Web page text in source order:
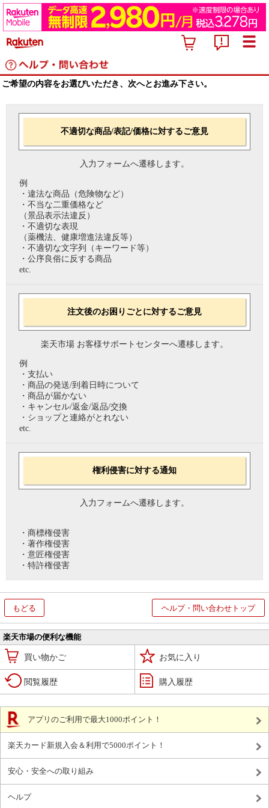
ご希望の内容をお選びいただき、次へとお進み下さい。
不適切な商品/表記/価格に対するご意見
入力フォームへ遷移します。
例
・違法な商品（危険物など）
・不当な二重価格など
（景品表示法違反）
・不適切な表現
（薬機法、健康増進法違反等）
・不適切な文字列（キーワード等）
・公序良俗に反する商品
etc.
注文後のお困りごとに対するご意見
楽天市場 お客様サポートセンターへ遷移します。
例
・支払い
・商品の発送/到着日時について
・商品が届かない
・キャンセル/返金/返品/交換
・ショップと連絡がとれない
etc.
権利侵害に対する通知
入力フォームへ遷移します。
・商標権侵害
・著作権侵害
・意匠権侵害
・特許権侵害
もどる ヘルプ・問い合わせトップ
楽天市場の便利な機能
買い物かご お気に入り
閲覧履歴 購入履歴
アプリのご利用で最大1000ポイント！
楽天カード新規入会＆利用で5000ポイント！
安心・安全への取り組み
ヘルプ